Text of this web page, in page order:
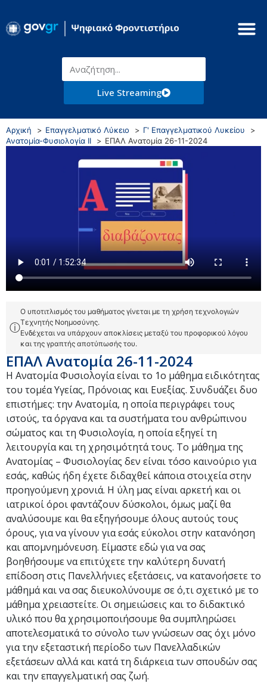
Live Streaming
Αρχική Επαγγελματικό Λύκειο
Γ' Επαγγελματικού Λυκείου
Ανατομία-Φυσιολογία ΙΙ
ΕΠΑΛ Ανατομία 26-11-2024
ⓘ
Ο υποτιτλισμός του μαθήματος γίνεται με τη χρήση τεχνολογιών
Τεχνητής Νοημοσύνης.
Ενδέχεται να υπάρχουν αποκλίσεις μεταξύ του προφορικού λόγου
και της γραπτής αποτύπωσής του.
ΕΠΑΛ Ανατομία 26-11-2024
Η Ανατομία Φυσιολογία είναι το 1ο μάθημα ειδικότητας
του τομέα Υγείας, Πρόνοιας και Ευεξίας. Συνδυάζει δυο
επιστήμες: την Ανατομία, η οποία περιγράφει τους
ιστούς, τα όργανα και τα συστήματα του ανθρώπινου
σώματος και τη Φυσιολογία, η οποία εξηγεί τη
λειτουργία και τη χρησιμότητά τους. Το μάθημα της
Ανατομίας – Φυσιολογίας δεν είναι τόσο καινούριο για
εσάς, καθώς ήδη έχετε διδαχθεί κάποια στοιχεία στην
προηγούμενη χρονιά. Η ύλη μας είναι αρκετή και οι
ιατρικοί όροι φαντάζουν δύσκολοι, όμως μαζί θα
αναλύσουμε και θα εξηγήσουμε όλους αυτούς τους
όρους, για να γίνουν για εσάς εύκολοι στην κατανόηση
και απομνημόνευση. Είμαστε εδώ για να σας
βοηθήσουμε να επιτύχετε την καλύτερη δυνατή
επίδοση στις Πανελλήνιες εξετάσεις, να κατανοήσετε το
μάθημά και να σας διευκολύνουμε σε ό,τι σχετικό με το
μάθημα χρειαστείτε. Οι σημειώσεις και το διδακτικό
υλικό που θα χρησιμοποιήσουμε θα συμπληρώσει
αποτελεσματικά το σύνολο των γνώσεων σας όχι μόνο
για την εξεταστική περίοδο των Πανελλαδικών
εξετάσεων αλλά και κατά τη διάρκεια των σπουδών σας
και την επαγγελματική σας ζωή.